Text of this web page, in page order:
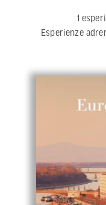
1
Esperienze